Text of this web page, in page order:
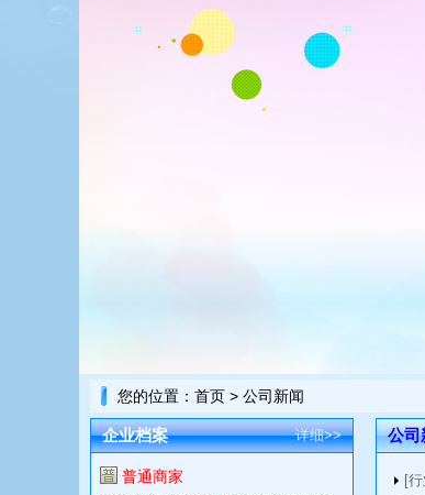
您的位置： 首页 > 公司新闻
企业档案 详细>>
普通商家
公司
[